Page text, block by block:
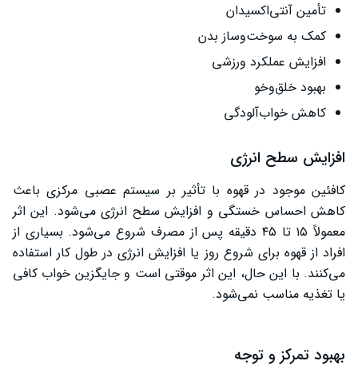
تأمین آنتی‌اکسیدان
کمک به سوخت‌وساز بدن
افزایش عملکرد ورزشی
بهبود خلق‌وخو
کاهش خواب‌آلودگی
افزایش سطح انرژی
کافئین موجود در قهوه با تأثیر بر سیستم عصبی مرکزی باعث
کاهش احساس خستگی و افزایش سطح انرژی می‌شود. این اثر
معمولاً ۱۵ تا ۴۵ دقیقه پس از مصرف شروع می‌شود. بسیاری از
افراد از قهوه برای شروع روز یا افزایش انرژی در طول کار استفاده
می‌کنند. با این حال، این اثر موقتی است و جایگزین خواب کافی
یا تغذیه مناسب نمی‌شود.
بهبود تمرکز و توجه